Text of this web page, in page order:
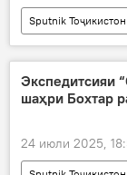
Sputnik Тоҷикистон
Экспедитсияи
шаҳри Бохтар
24 июли 2025,